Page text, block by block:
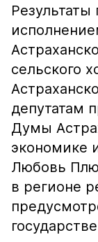
Результаты
сельского
депутатам
Думы
экономике
Любовь
в регионе